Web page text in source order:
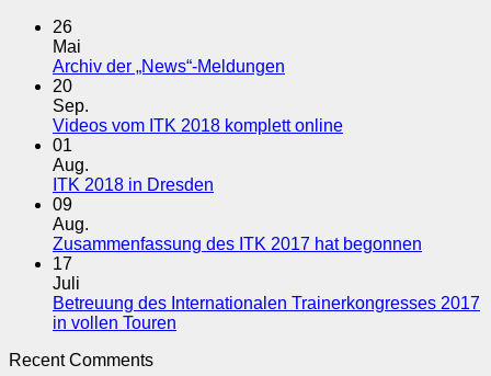
26
Mai
Archiv der „News“-Meldungen
Archiv
20
Sep.
Videos vom ITK 2018 komplett onlineKeine
2018
01
Aug.
ITK 2018 in Dresden
ITK
Dresden
09
Aug.
Zusammenfassung des ITK 2017 hat begonnen
17
Juli
Betreuung des Internationalen Trainerkongresses 2017
in vollen Touren
Recent Comments